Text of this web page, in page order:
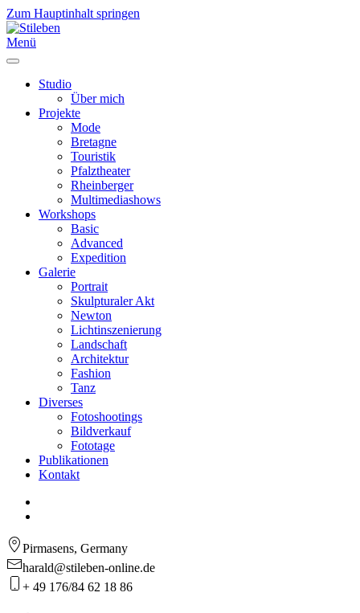
Zum Hauptinhalt springen
Menü
Studio
Über mich
Projekte
Mode
Bretagne
Touristik
Pfalztheater
Rheinberger
Multimediashows
Workshops
Basic
Advanced
Expedition
Galerie
Portrait
Skulpturaler Akt
Newton
Lichtinszenierung
Landschaft
Architektur
Fashion
Tanz
Diverses
Fotoshootings
Bildverkauf
Fototage
Publikationen
Kontakt
Pirmasens, Germany
harald@stileben-online.de
+ 49 176/84 62 18 86